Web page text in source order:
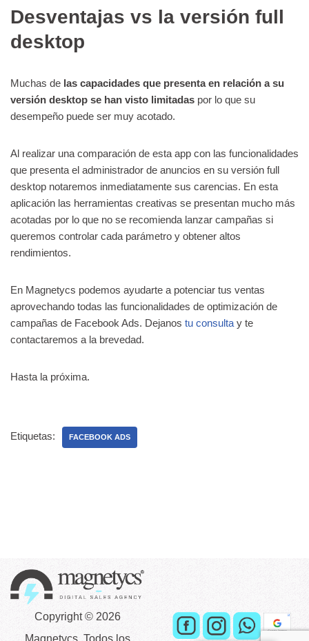
Desventajas vs la versión full
desktop
Muchas de las capacidades que presenta en relación a su
versión desktop se han visto limitadas por lo que su
desempeño puede ser muy acotado.
Al realizar una comparación de esta app con las funcionalidades
que presenta el administrador de anuncios en su versión full
desktop notaremos inmediatamente sus carencias. En esta
aplicación las herramientas creativas se presentan mucho más
acotadas por lo que no se recomienda lanzar campañas si
queremos controlar cada parámetro y obtener altos
rendimientos.
En Magnetycs podemos ayudarte a potenciar tus ventas
aprovechando todas las funcionalidades de optimización de
campañas de Facebook Ads. Dejanos tu consulta y te
contactaremos a la brevedad.
Hasta la próxima.
Etiquetas: FACEBOOK ADS
Copyright © 2026
Magnetycs. Todos los